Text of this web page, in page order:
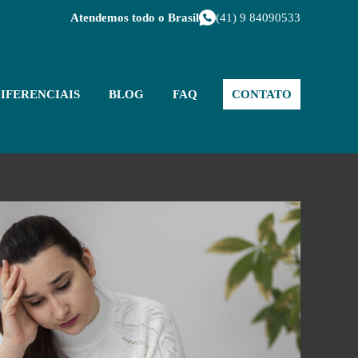
Atendemos todo o Brasil (41) 9 84090533
BLOG FAQ CONTATO